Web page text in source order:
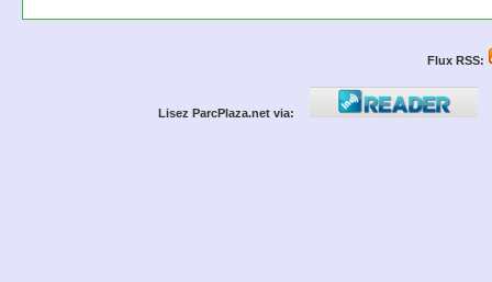
Flux RSS:
Lisez ParcPlaza.net via: